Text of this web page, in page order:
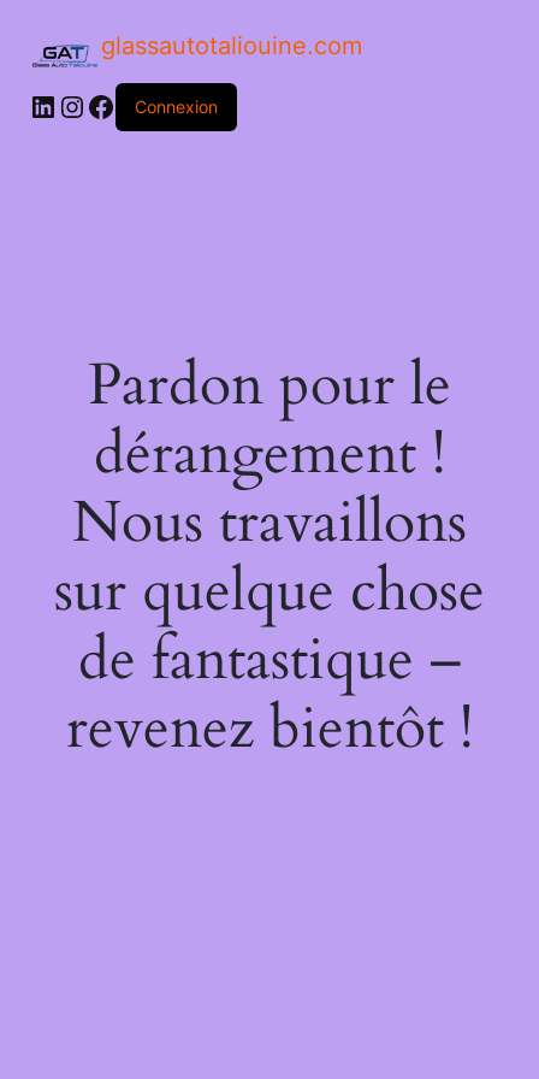
glassautotaliouine.com
Connexion
Pardon pour le
dérangement !
Nous travaillons
sur quelque chose
de fantastique –
revenez bientôt !